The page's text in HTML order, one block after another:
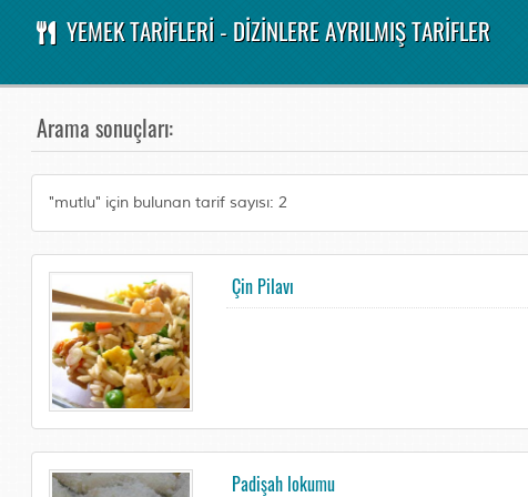
YEMEK TARİFLERİ - DİZİNLERE AYRILMIŞ TARİFLER
Arama sonuçları:
"mutlu" için bulunan tarif sayısı: 2
Çin Pilavı
Padişah lokumu